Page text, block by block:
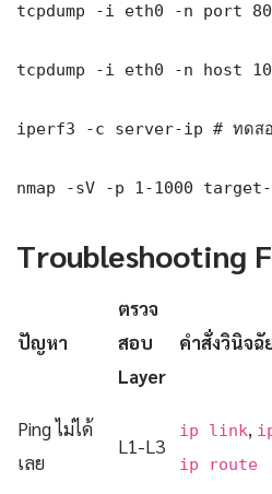
tcpdump -i eth0 -n port 80
tcpdump -i eth0 -n host
iperf3 -c server-ip # ทดสอ
nmap -sV -p 1-1000
Troubleshooting
ปัญหา
ตรวจ
สอบ
Layer
คำสั่งวินิจฉั
Ping ไม่ได้
เลย
L1-L3
ip link,
ip route